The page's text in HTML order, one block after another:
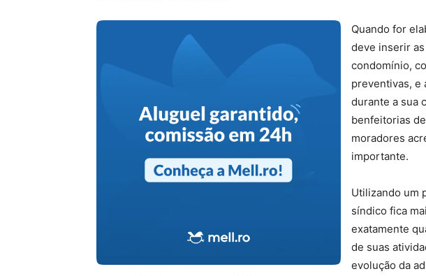
Quando for
deve inserir
condomínio,
preventivas, e
durante a sua
benfeitorias
moradores
importante.
Utilizando um
síndico fica
exatamente
de suas
evolução da